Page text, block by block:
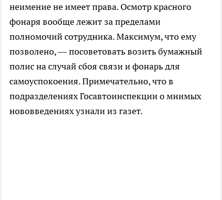
неимение не имеет права. Осмотр красного
фонаря вообще лежит за пределами
полномочий сотрудника. Максимум, что ему
позволено, — посоветовать возить бумажный
полис на случай сбоя связи и фонарь для
самоуспокоения. Примечательно, что в
подразделениях Госавтоинспекции о мнимых
нововведениях узнали из газет.